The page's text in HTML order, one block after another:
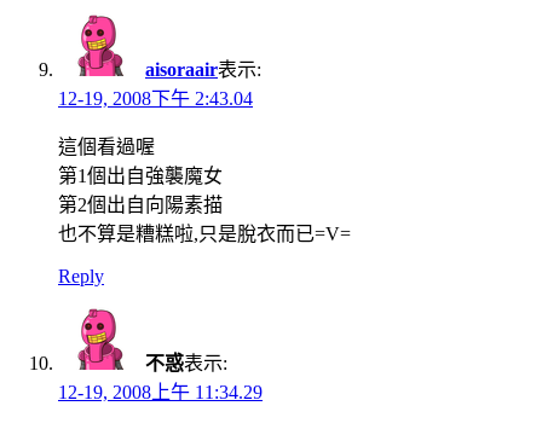
aisoraair表示:
12-19, 2008下午 2:43.04
這個看過喔
第1個出自強襲魔女
第2個出自向陽素描
也不算是糟糕啦,只是脫衣而已=V=
Reply
不惑表示:
12-19, 2008上午 11:34.29